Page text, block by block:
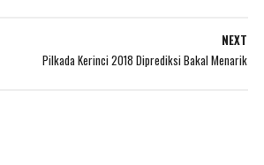
NEXT
Pilkada Kerinci 2018 Diprediksi Bakal Menarik